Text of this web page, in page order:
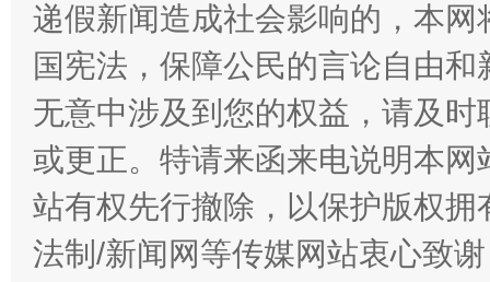
全民健身五年计划来了！等你上场
递假新闻造成社会影响的，本
国宪法，保障公民的言论自由
无意中涉及到您的权益，请及
或更正。特请来函来电说明本
站有权先行撤除，以保护版权
法制/新闻网等传媒网站衷心致